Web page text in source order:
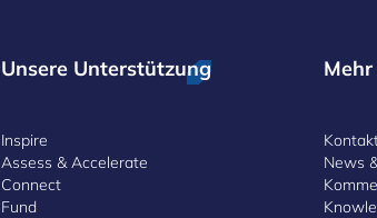
Unsere Unterstützung
Inspire
Assess & Accelerate
Connect
Fund
News